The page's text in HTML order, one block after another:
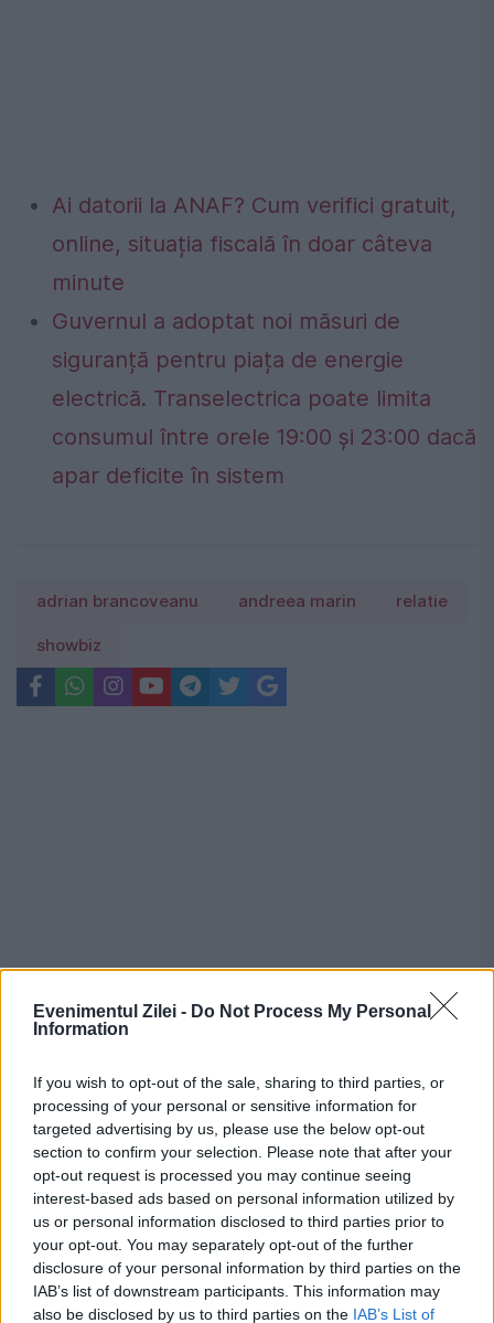
Evenimentul Zilei - Do Not Process My Personal
Information
If you wish to opt-out of the sale, sharing to third parties, or
processing of your personal or sensitive information for
targeted advertising by us, please use the below opt-out
section to confirm your selection. Please note that after your
opt-out request is processed you may continue seeing
interest-based ads based on personal information utilized by
us or personal information disclosed to third parties prior to
your opt-out. You may separately opt-out of the further
disclosure of your personal information by third parties on the
IAB’s list of downstream participants. This information may
also be disclosed by us to third parties on the IAB’s List of
Ai datorii la ANAF? Cum verifici gratuit,
online, situația fiscală în doar câteva
minute
Guvernul a adoptat noi măsuri de
siguranță pentru piața de energie
electrică. Transelectrica poate limita
consumul între orele 19:00 și 23:00 dacă
apar deficite în sistem
adrian brancoveanu andreea marin relatie
showbiz
Recomandările noastre